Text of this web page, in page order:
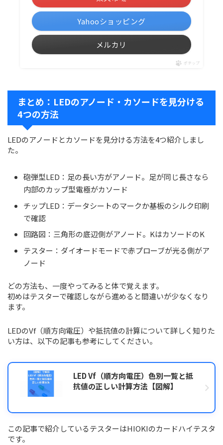
Yahooショッピング
メルカリ
ポチップ
まとめ：LEDのアノード・カソードを見分ける
4つの方法
LEDのアノードとカソードを見分ける方法を4つ紹介しまし
た。
砲弾型LED：足の長い方がアノード。足が同じ長さなら
内部のカップ型電極がカソード
チップLED：データシートのマークか基板のシルク印刷
で確認
回路図：三角形の底辺側がアノード。KはカソードのK
テスター：ダイオードモードで赤プローブが光る側がア
ノード
どの方法も、一度やってみると体で覚えます。
初めはテスターで確認しながら進めると間違いが少なくなり
ます。
LEDのVf（順方向電圧）や抵抗値の計算について詳しく知りた
い方は、以下の記事も参考にしてください。
LED Vf（順方向電圧）色別一覧と抵
抗値の正しい計算方法【図解】
この記事で紹介しているテスターはHIOKIのカードハイテスタ
です。